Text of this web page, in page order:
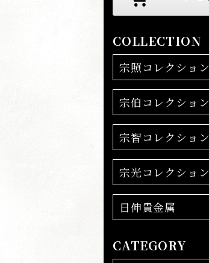
COLLECTION
宗照コレクション
宗伯コレクション
宗智コレクション
宗光コレクション
日伸貴金属
CATEGORY